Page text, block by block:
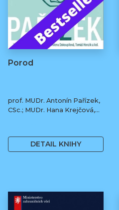
Porod
prof. MUDr. Antonín Pařízek,
CSc.; MUDr. Hana Krejčová,
Tomáš Honzík, Ph.D. a kol.
DETAIL KNIHY